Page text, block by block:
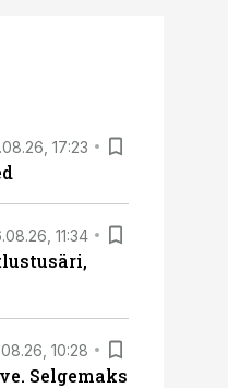
17:23
11:34
10:28
Selgemaks